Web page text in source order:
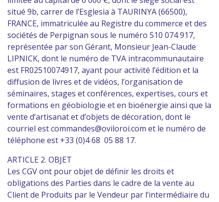
situé 9b, carrer de l’Esglesia à TAURINYA (66500),
FRANCE, immatriculée au Registre du commerce et des
sociétés de Perpignan sous le numéro 510 074 917,
représentée par son Gérant, Monsieur Jean-Claude
LIPNICK, dont le numéro de TVA intracommunautaire
est FR02510074917, ayant pour activité l’édition et la
diffusion de livres et de vidéos, l’organisation de
séminaires, stages et conférences, expertises, cours et
formations en géobiologie et en bioénergie ainsi que la
vente d’artisanat et d’objets de décoration, dont le
courriel est commandes@oviloroi.com et le numéro de
téléphone est +33 (0)4 68 05 88 17.
ARTICLE 2. OBJET
Les CGV ont pour objet de définir les droits et
obligations des Parties dans le cadre de la vente au
Client de Produits par le Vendeur par l’intermédiaire du